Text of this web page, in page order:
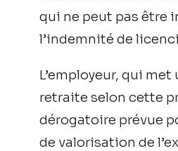
qui ne peut pas être
l’indemnité de
L’employeur, qui met
retraite selon cette
dérogatoire prévue
de valorisation de